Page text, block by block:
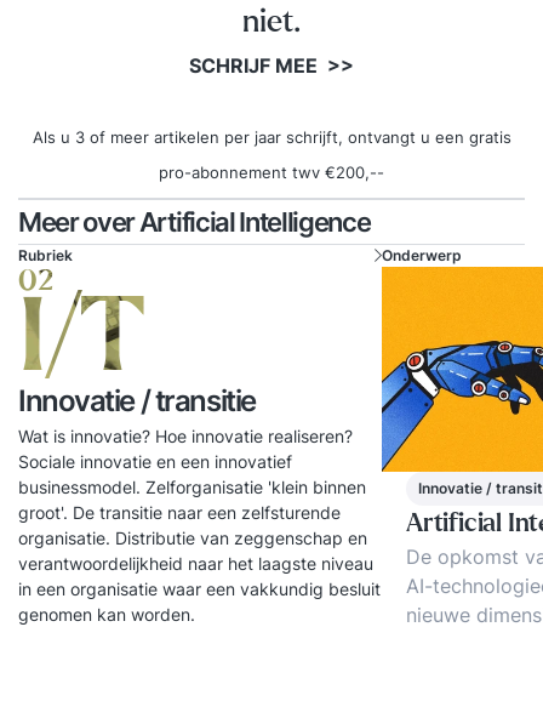
niet.
SCHRIJF MEE >>
Als u 3 of meer artikelen per jaar schrijft, ontvangt u een gratis
pro-abonnement twv €200,--
Meer over Artificial Intelligence
Rubriek
02
I/T
Innovatie / transitie
Wat is innovatie? Hoe innovatie realiseren?
Sociale innovatie en een innovatief
businessmodel. Zelforganisatie 'klein binnen
groot'. De transitie naar een zelfsturende
organisatie. Distributie van zeggenschap en
verantwoordelijkheid naar het laagste niveau
in een organisatie waar een vakkundig besluit
genomen kan worden.
Onderwerp
Innovatie /
Artificial
De opkomst
AI-
nieuwe